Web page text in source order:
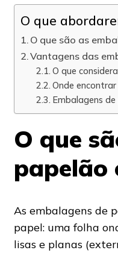
O que
O que são as
Vantagens das
O que
Onde
Embalagens
O que
papelão
As embalagens de
papel: uma folha
lisas e planas